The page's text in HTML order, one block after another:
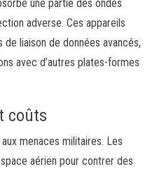
une partie des ondes
adverse. Ces appareils
liaison de données avancés,
avec d’autres plates-formes
coûts
menaces militaires. Les
aérien pour contrer des